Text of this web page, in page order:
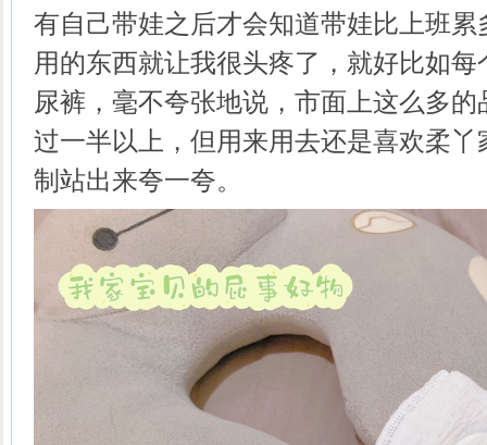
有自己带娃之后才会知道带娃比上班
用的东西就让我很头疼了，就好比如
尿裤，毫不夸张地说，市面上这么多
过一半以上，但用来用去还是喜欢柔
制站出来夸一夸。